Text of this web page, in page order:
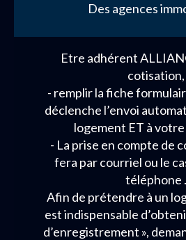
Des agences
Etre adhérent
cotisation,
- remplir la fiche
déclenche l’envoi
logement ET à
- La prise en compte de
fera par courriel ou le
téléphone .
Afin de prétendre à un
est indispensable
d’enregistrement »,